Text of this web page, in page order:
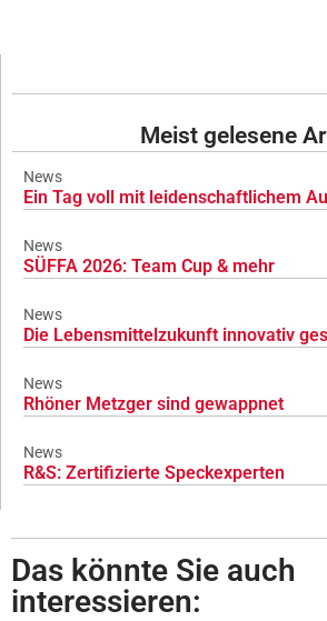
Meist gelesene
News
Ein Tag voll mit leidenschaftlichem
News
SÜFFA 2026: Team Cup & mehr
News
Die Lebensmittelzukunft innovativ
News
Rhöner Metzger sind gewappnet
News
R&S: Zertifizierte Speckexperten
Das könnte Sie auch
interessieren: